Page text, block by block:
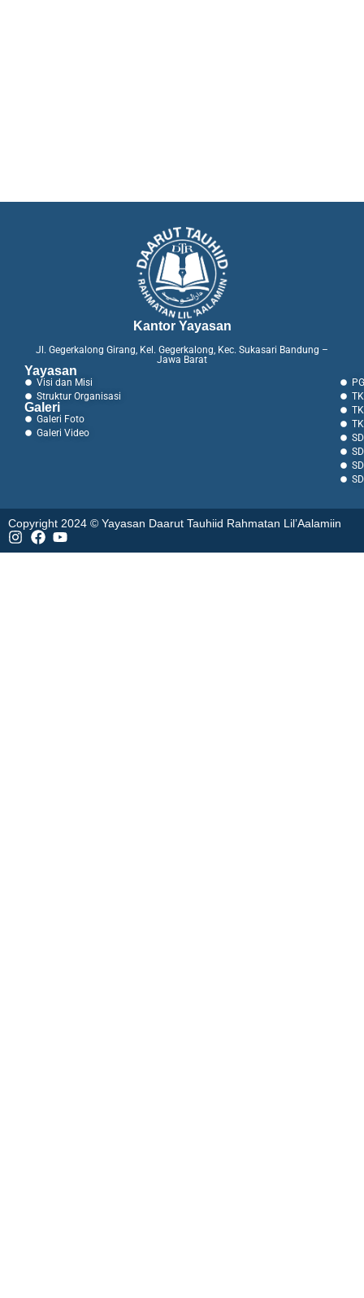
Kantor Yayasan
Jl. Gegerkalong Girang, Kel. Gegerkalong, Kec. Sukasari Bandung –
Jawa Barat
Yayasan
Visi dan Misi
Struktur Organisasi
Galeri
Galeri Foto
Galeri Video
Copyright 2024 © Yayasan Daarut Tauhiid Rahmatan Lil’Aalamiin